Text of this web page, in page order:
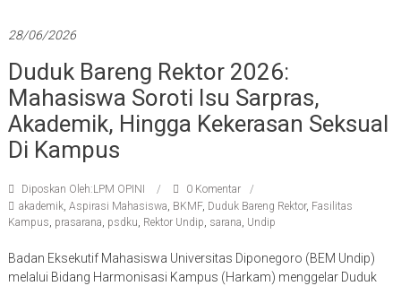
28/06/2026
Duduk Bareng Rektor 2026:
Mahasiswa Soroti Isu Sarpras,
Akademik, Hingga Kekerasan Seksual
Di Kampus
Diposkan Oleh:LPM OPINI
0 Komentar
akademik, Aspirasi Mahasiswa, BKMF, Duduk Bareng Rektor, Fasilitas
Kampus, prasarana, psdku, Rektor Undip, sarana, Undip
Badan Eksekutif Mahasiswa Universitas Diponegoro (BEM Undip)
melalui Bidang Harmonisasi Kampus (Harkam) menggelar Duduk